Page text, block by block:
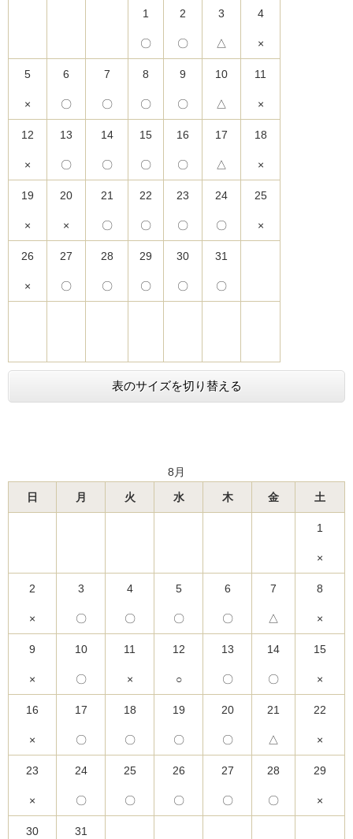
1
〇
2
〇
3
△
4
×
5
×
6
〇
7
〇
8
〇
9
〇
10
△
11
×
12
×
13
〇
14
〇
15
〇
16
〇
17
△
18
×
19
×
20
×
21
〇
22
〇
23
〇
24
〇
25
×
26
×
27
〇
28
〇
29
〇
30
〇
31
〇
表のサイズを切り替える
8月
日
月 火 水 木 金 土
1
×
2
×
3
〇
4
〇
5
〇
6
〇
7
△
8
×
9
×
10
〇
11
×
12
○
13
〇
14
〇
15
×
16
×
17
〇
18
〇
19
〇
20
〇
21
△
22
×
23
×
24
〇
25
〇
26
〇
27
〇
28
〇
29
×
30 31